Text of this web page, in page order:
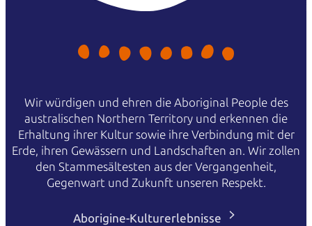
Wir würdigen und ehren die Aboriginal People des
australischen Northern Territory und erkennen die
Erhaltung ihrer Kultur sowie ihre Verbindung mit der
Erde, ihren Gewässern und Landschaften an. Wir zollen
den Stammesältesten aus der Vergangenheit,
Gegenwart und Zukunft unseren Respekt.
Aborigine-Kulturerlebnisse